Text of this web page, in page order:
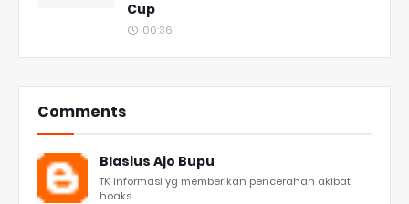
Cup
00:36
Comments
Blasius Ajo Bupu
TK informasi yg memberikan pencerahan akibat
hoaks...